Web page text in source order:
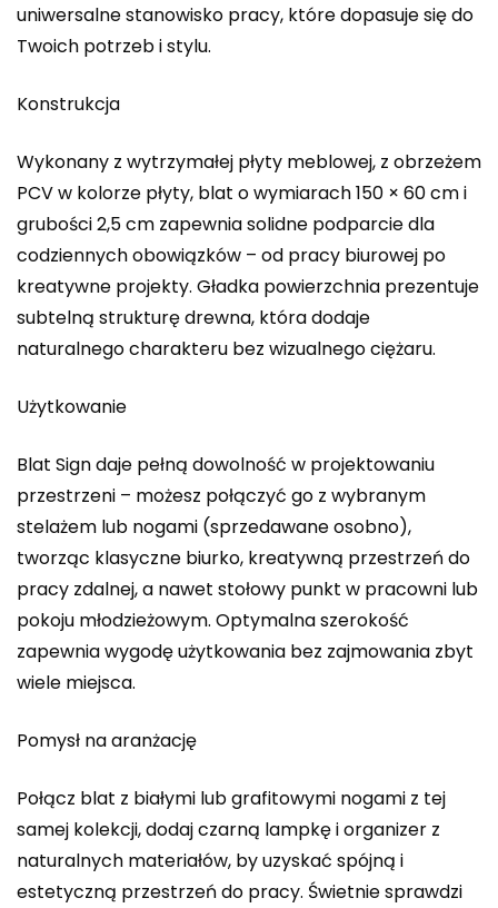
uniwersalne stanowisko pracy, które dopasuje się do
Twoich potrzeb i stylu.
Konstrukcja
Wykonany z wytrzymałej płyty meblowej, z obrzeżem
PCV w kolorze płyty, blat o wymiarach 150 × 60 cm i
grubości 2,5 cm zapewnia solidne podparcie dla
codziennych obowiązków – od pracy biurowej po
kreatywne projekty. Gładka powierzchnia prezentuje
subtelną strukturę drewna, która dodaje
naturalnego charakteru bez wizualnego ciężaru.
Użytkowanie
Blat Sign daje pełną dowolność w projektowaniu
przestrzeni – możesz połączyć go z wybranym
stelażem lub nogami (sprzedawane osobno),
tworząc klasyczne biurko, kreatywną przestrzeń do
pracy zdalnej, a nawet stołowy punkt w pracowni lub
pokoju młodzieżowym. Optymalna szerokość
zapewnia wygodę użytkowania bez zajmowania zbyt
wiele miejsca.
Pomysł na aranżację
Połącz blat z białymi lub grafitowymi nogami z tej
samej kolekcji, dodaj czarną lampkę i organizer z
naturalnych materiałów, by uzyskać spójną i
estetyczną przestrzeń do pracy. Świetnie sprawdzi